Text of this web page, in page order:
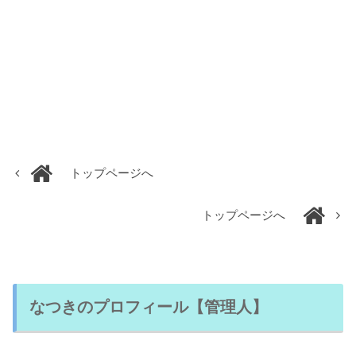
トップページへ
トップページへ
なつきのプロフィール【管理人】